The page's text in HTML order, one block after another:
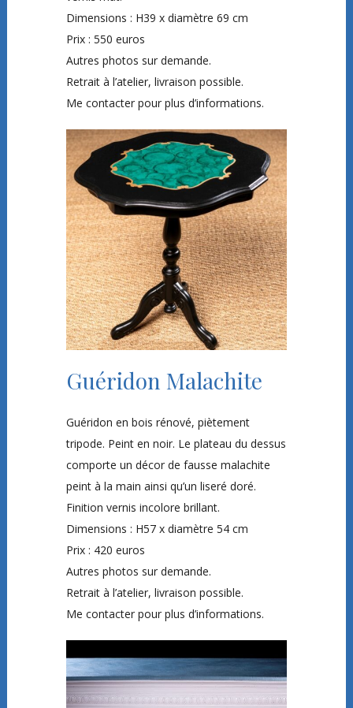
Dimensions : H39 x diamètre 69 cm
Prix : 550 euros
Autres photos sur demande.
Retrait à l’atelier, livraison possible.
Me contacter pour plus d’informations.
Guéridon Malachite
Guéridon en bois rénové, piètement
tripode. Peint en noir. Le plateau du dessus
comporte un décor de fausse malachite
peint à la main ainsi qu’un liseré doré.
Finition vernis incolore brillant.
Dimensions : H57 x diamètre 54 cm
Prix : 420 euros
Autres photos sur demande.
Retrait à l’atelier, livraison possible.
Me contacter pour plus d’informations.